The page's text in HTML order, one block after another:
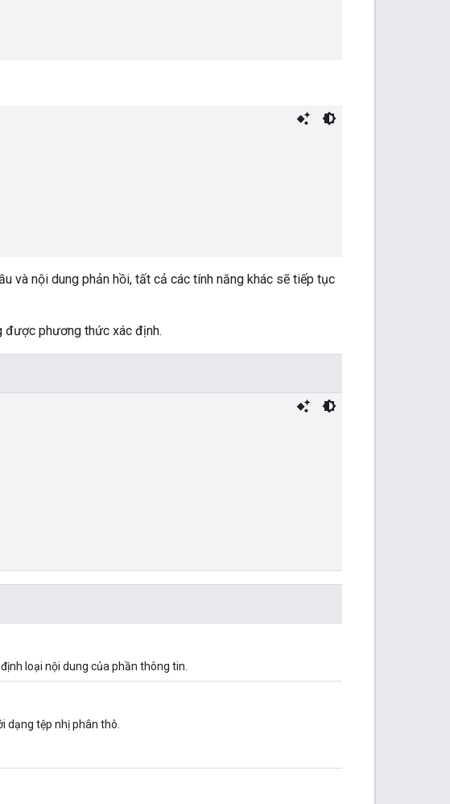
và nội dung phản hồi, tất cả các tính năng khác sẽ tiếp tục
được phương thức xác định.
loại nội dung của phần thông tin.
dạng tệp nhị phân thô.